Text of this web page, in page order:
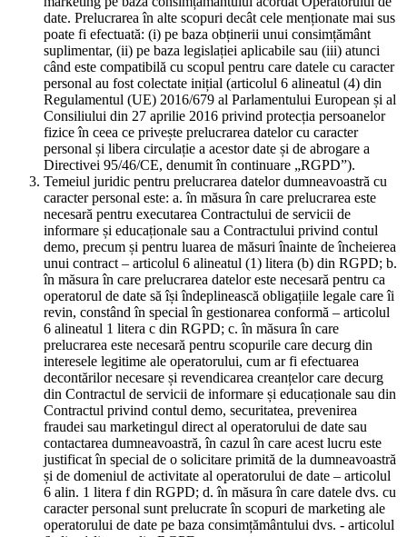
date. Prelucrarea în alte scopuri decât cele menționate mai sus
poate fi efectuată: (i) pe baza obținerii unui consimțământ
suplimentar, (ii) pe baza legislației aplicabile sau (iii) atunci
când este compatibilă cu scopul pentru care datele cu caracter
personal au fost colectate inițial (articolul 6 alineatul (4) din
Regulamentul (UE) 2016/679 al Parlamentului European și al
Consiliului din 27 aprilie 2016 privind protecția persoanelor
fizice în ceea ce privește prelucrarea datelor cu caracter
personal și libera circulație a acestor date și de abrogare a
Directivei 95/46/CE, denumit în continuare „RGPD”).
Temeiul juridic pentru prelucrarea datelor dumneavoastră cu
caracter personal este: a. în măsura în care prelucrarea este
necesară pentru executarea Contractului de servicii de
informare și educaționale sau a Contractului privind contul
demo, precum și pentru luarea de măsuri înainte de încheierea
unui contract – articolul 6 alineatul (1) litera (b) din RGPD; b.
în măsura în care prelucrarea datelor este necesară pentru ca
operatorul de date să își îndeplinească obligațiile legale care îi
revin, constând în special în gestionarea conformă – articolul
6 alineatul 1 litera c din RGPD; c. în măsura în care
prelucrarea este necesară pentru scopurile care decurg din
interesele legitime ale operatorului, cum ar fi efectuarea
decontărilor necesare și revendicarea creanțelor care decurg
din Contractul de servicii de informare și educaționale sau din
Contractul privind contul demo, securitatea, prevenirea
fraudei sau marketingul direct al operatorului de date sau
contactarea dumneavoastră, în cazul în care acest lucru este
justificat în special de o solicitare primită de la dumneavoastră
și de domeniul de activitate al operatorului de date – articolul
6 alin. 1 litera f din RGPD; d. în măsura în care datele dvs. cu
caracter personal sunt prelucrate în scopuri de marketing ale
operatorului de date pe baza consimțământului dvs. - articolul